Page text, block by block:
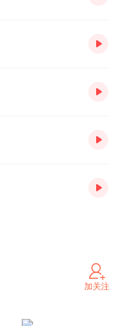
加关注